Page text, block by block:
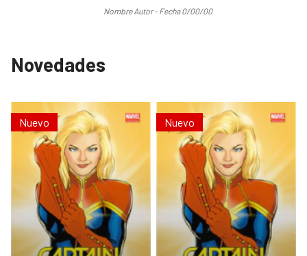
Nombre Autor - Fecha 0/00/00
Novedades
Nuevo Nuevo